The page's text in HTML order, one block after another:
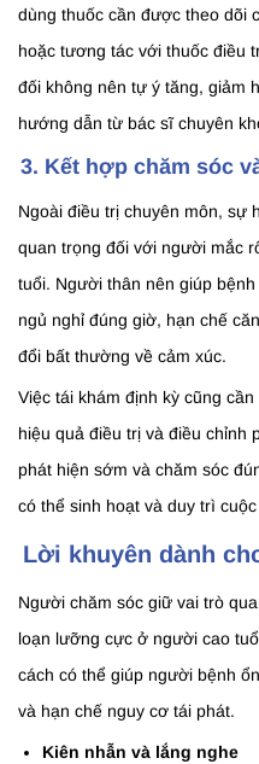
dùng thuốc cần được theo dõi
hoặc tương tác với thuốc điều
đối không nên tự ý tăng, giảm
hướng dẫn từ bác sĩ chuyên
3. Kết hợp chăm sóc
Ngoài điều trị chuyên môn, sự
quan trọng đối với người mắc
tuổi. Người thân nên giúp
ngủ nghỉ đúng giờ, hạn chế
đổi bất thường về cảm xúc.
Việc tái khám định kỳ cũng
hiệu quả điều trị và điều chỉnh
phát hiện sớm và chăm sóc
có thể sinh hoạt và duy trì
Lời khuyên dành
Người chăm sóc giữ vai trò
loạn lưỡng cực ở người cao
cách có thể giúp người bệnh
và hạn chế nguy cơ tái phát.
Kiên nhẫn và lắng nghe